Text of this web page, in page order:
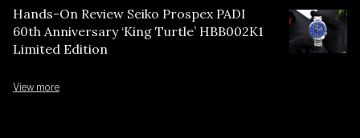
Hands-On Review Seiko Prospex PADI
60th Anniversary ‘King Turtle’ HBB002K1
Limited Edition
View more